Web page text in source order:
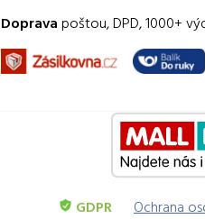
Doprava poštou, DPD, 1000+
GDPR Ochrana